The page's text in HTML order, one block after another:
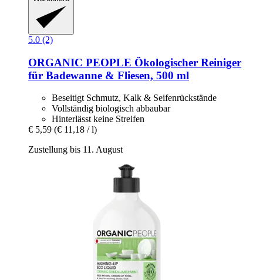
5.0 (2)
ORGANIC PEOPLE Ökologischer Reiniger
für Badewanne & Fliesen, 500 ml
Beseitigt Schmutz, Kalk & Seifenrückstände
Vollständig biologisch abbaubar
Hinterlässt keine Streifen
€ 5,59 (€ 11,18 / l)
Zustellung bis 11. August